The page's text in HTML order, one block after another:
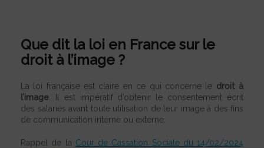
Que dit la loi en France sur le
droit à l’image ?
La loi française est claire en ce qui concerne le droit à
l’image . Il est impératif d’obtenir le consentement écrit
des salariés avant toute utilisation de leur image à des fins
de communication interne ou externe.
Rappel de la Cour de Cassation Sociale du 14/02/2024